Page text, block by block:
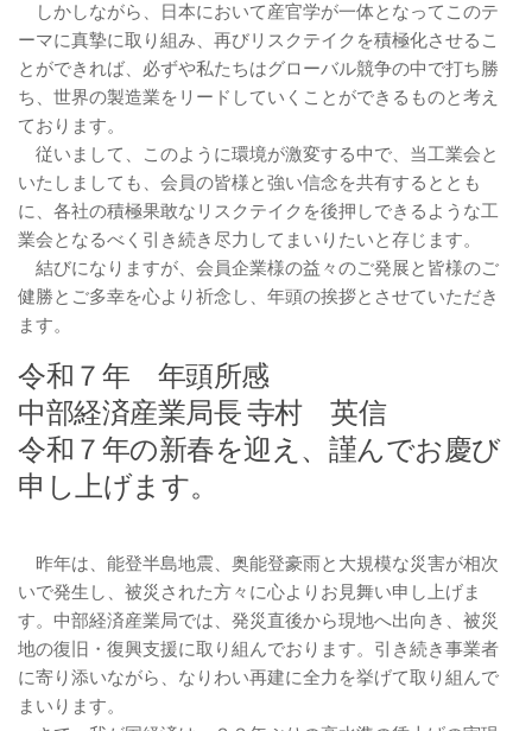
しかしながら、日本において産官学が一体となってこのテ
ーマに真摯に取り組み、再びリスクテイクを積極化させるこ
とができれば、必ずや私たちはグローバル競争の中で打ち勝
ち、世界の製造業をリードしていくことができるものと考え
ております。
従いまして、このように環境が激変する中で、当工業会と
いたしましても、会員の皆様と強い信念を共有するととも
に、各社の積極果敢なリスクテイクを後押しできるような工
業会となるべく引き続き尽力してまいりたいと存じます。
結びになりますが、会員企業様の益々のご発展と皆様のご
健勝とご多幸を心より祈念し、年頭の挨拶とさせていただき
ます。
令和７年 年頭所感
中部経済産業局長 寺村 英信
令和７年の新春を迎え、謹んでお慶び
申し上げます。
昨年は、能登半島地震、奥能登豪雨と大規模な災害が相次
いで発生し、被災された方々に心よりお見舞い申し上げま
す。中部経済産業局では、発災直後から現地へ出向き、被災
地の復旧・復興支援に取り組んでおります。引き続き事業者
に寄り添いながら、なりわい再建に全力を挙げて取り組んで
まいります。